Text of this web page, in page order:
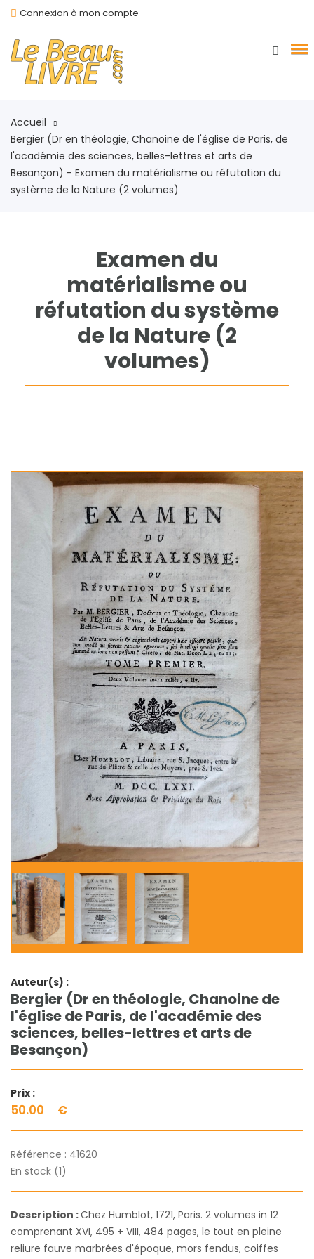
Connexion à mon compte
Accueil
Bergier (Dr en théologie, Chanoine de l'église de Paris, de
l'académie des sciences, belles-lettres et arts de
Besançon) - Examen du matérialisme ou réfutation du
système de la Nature (2 volumes)
Examen du
matérialisme ou
réfutation du système
de la Nature (2
volumes)
Auteur(s) :
Bergier (Dr en théologie, Chanoine de
l'église de Paris, de l'académie des
sciences, belles-lettres et arts de
Besançon)
Prix :
50.00 €
Référence : 41620
En stock (1)
Description :Chez Humblot, 1721, Paris. 2 volumes in 12
comprenant XVI, 495 + VIII, 484 pages, le tout en pleine
reliure fauve marbrées d'époque, mors fendus, coiffes